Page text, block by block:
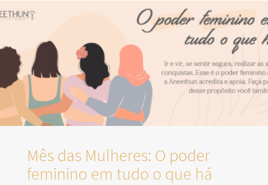
você se dedica em devolver a hidratação, o brilho
Mês das Mulheres: O poder
feminino em tudo o que há